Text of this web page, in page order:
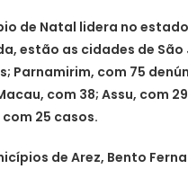
de Natal lidera no
estão as cidades de
Parnamirim, com 75
com 38; Assu, com
25 casos.
de Arez, Bento